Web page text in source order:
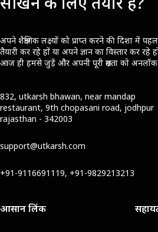
अपने शैक्षणिक लक्ष्यों को प्राप्त करने की दिशा में
तैयारी कर रहे हों या अपने ज्ञान का विस्तार कर
आज ही हमसे जुड़ें और अपनी पूरी क्षमता को
832, utkarsh bhawan, near mandap
restaurant, 9th chopasani road, jodhpur
rajasthan - 342003
support@utkarsh.com
+91-9116691119, +91-9829213213
आसान लिंक